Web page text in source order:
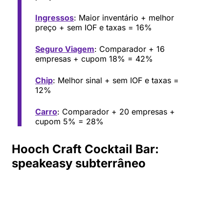
Ingressos: Maior inventário + melhor
preço + sem IOF e taxas = 16%
Seguro Viagem: Comparador + 16
empresas + cupom 18% = 42%
Chip: Melhor sinal + sem IOF e taxas =
12%
Carro: Comparador + 20 empresas +
cupom 5% = 28%
Hooch Craft Cocktail Bar:
speakeasy subterrâneo